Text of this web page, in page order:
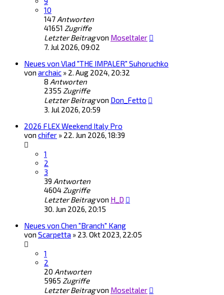
10
147 Antworten
41651 Zugriffe
Letzter Beitragvon Moseltaler
7. Jul 2026, 09:02
Neues von Vlad "THE IMPALER" Suhoruchko
von archaic » 2. Aug 2024, 20:32
8 Antworten
2355 Zugriffe
Letzter Beitragvon Don_Fetto
3. Jul 2026, 20:59
2026 FLEX Weekend Italy Pro
von chifer » 22. Jun 2026, 18:39
1
2
3
39 Antworten
4604 Zugriffe
Letzter Beitragvon H_D
30. Jun 2026, 20:15
Neues von Chen "Branch" Kang
von Scarpetta » 23. Okt 2023, 22:05
1
2
20 Antworten
5965 Zugriffe
Letzter Beitragvon Moseltaler